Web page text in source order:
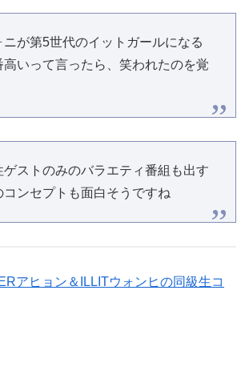
ニが第5世代のイットガールになる
いって言ったら、笑われたのを覚
ゲストのみのバラエティ番組も出す
ンセプトも面白そうですね
アヒョン＆ILLITウォンヒの同級生コ